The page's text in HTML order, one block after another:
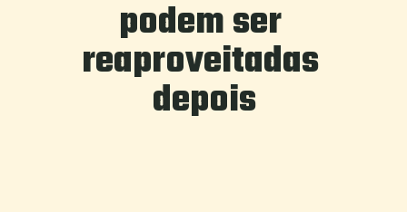
podem ser
reaproveitadas
depois